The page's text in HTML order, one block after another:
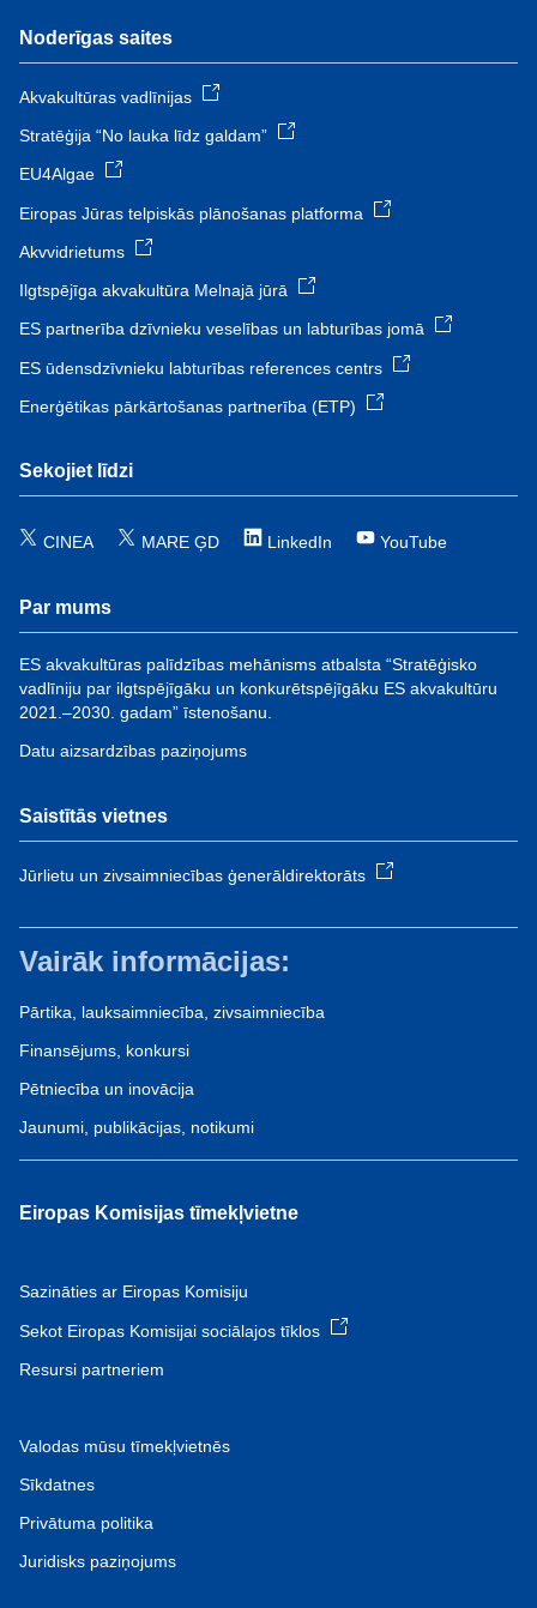
Noderīgas saites
Akvakultūras vadlīnijas
Stratēģija “No lauka līdz galdam”
EU4Algae
Eiropas Jūras telpiskās plānošanas platforma
Akvvidrietums
Ilgtspējīga akvakultūra Melnajā jūrā
ES partnerība dzīvnieku veselības un labturības jomā
ES ūdensdzīvnieku labturības references centrs
Enerģētikas pārkārtošanas partnerība (ETP)
Sekojiet līdzi
CINEA MARE ĢD LinkedIn YouTube
Par mums
ES akvakultūras palīdzības mehānisms atbalsta “Stratēģisko
vadlīniju par ilgtspējīgāku un konkurētspējīgāku ES akvakultūru
2021.–2030. gadam” īstenošanu.
Datu aizsardzības paziņojums
Saistītās vietnes
Jūrlietu un zivsaimniecības ģenerāldirektorāts
Vairāk informācijas:
Pārtika, lauksaimniecība, zivsaimniecība
Finansējums, konkursi
Pētniecība un inovācija
Jaunumi, publikācijas, notikumi
Eiropas Komisijas tīmekļvietne
Sazināties ar Eiropas Komisiju
Sekot Eiropas Komisijai sociālajos tīklos
Resursi partneriem
Valodas mūsu tīmekļvietnēs
Sīkdatnes
Privātuma politika
Juridisks paziņojums